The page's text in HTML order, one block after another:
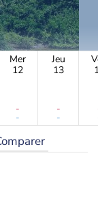
Mer
12
-
-
Jeu
13
-
-